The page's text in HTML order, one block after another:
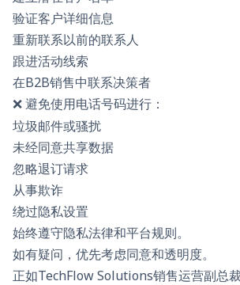
验证客户详细信息
重新联系以前的联系人
跟进活动线索
在B2B销售中联系决策者
❌ 避免使用电话号码进行：
垃圾邮件或骚扰
未经同意共享数据
忽略退订请求
从事欺诈
绕过隐私设置
始终遵守隐私法律和平台规则。
如有疑问，优先考虑同意和透明度。
正如TechFlow Solutions销售运营副总